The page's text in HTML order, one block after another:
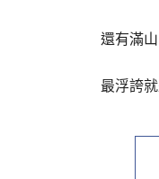
還有滿
最浮誇